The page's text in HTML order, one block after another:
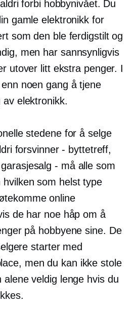
forbi hobbynivået. Du
gamle elektronikk for
som den ble ferdigstilt og
men har sannsynligvis
utover litt ekstra penger. I
noen gang å tjene
elektronikk.
stedene for å selge
forsvinner - byttetreff,
- må alle som
som helst type
online
de har noe håp om å
på hobbyene sine. De
starter med
men du kan ikke stole
veldig lenge hvis du